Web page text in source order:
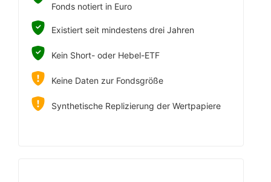
Fonds notiert in Euro
Existiert seit mindestens drei Jahren
Kein Short- oder Hebel-ETF
Keine Daten zur Fondsgröße
Synthetische Replizierung der Wertpapiere